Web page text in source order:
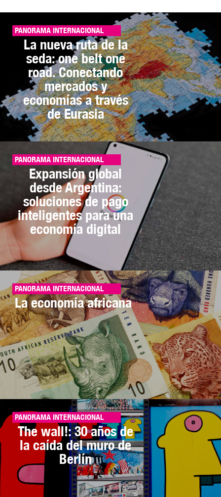
PANORAMA INTERNACIONAL
La nueva ruta de la
seda: one belt one
road. Conectando
mercados y
economías a través
de Eurasia
PANORAMA INTERNACIONAL
Expansión global
desde Argentina:
soluciones de pago
inteligentes para una
economía digital
PANORAMA INTERNACIONAL
La economía africana
PANORAMA INTERNACIONAL
The wall!: 30 años de
la caída del muro de
Berlín